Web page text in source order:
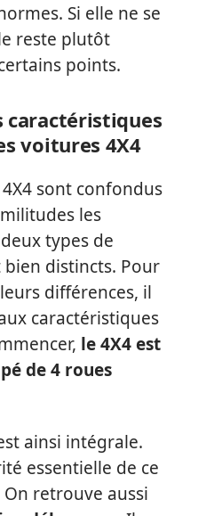
Si elle ne se
reste plutôt
points.
caractéristiques
voitures 4X4
sont confondus
les
types de
distincts. Pour
différences, il
caractéristiques
le 4X4 est
de 4 roues
ainsi intégrale.
essentielle de ce
retrouve aussi